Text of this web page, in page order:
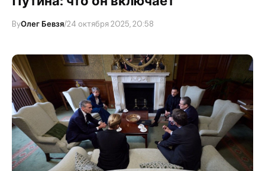
ByОлег Бевзя/24 октября 2025, 20:58